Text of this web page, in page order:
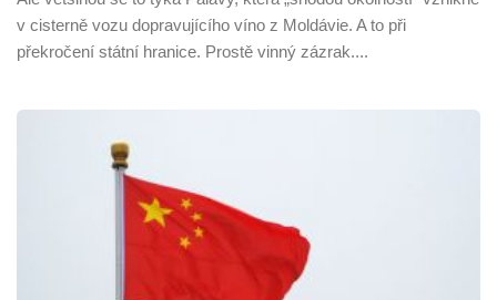
v cisterně vozu dopravujícího víno z Moldávie. A to při
překročení státní hranice. Prostě vinný zázrak....